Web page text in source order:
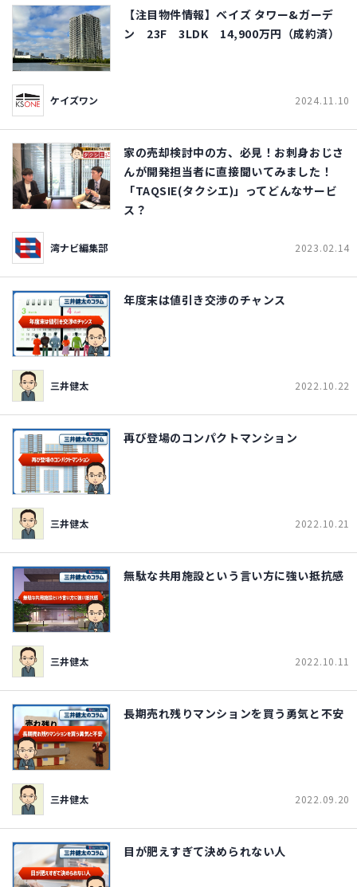
【注目物件情報】ベイズ タワー&ガーデ
ン 23F 3LDK 14,900万円（成約済）
ケイズワン 2024.11.10
家の売却検討中の方、必見！お刺身おじさ
んが開発担当者に直接聞いてみました！
「TAQSIE(タクシエ)」ってどんなサービ
ス？
湾ナビ編集部 2023.02.14
年度末は値引き交渉のチャンス
三井健太 2022.10.22
再び登場のコンパクトマンション
三井健太 2022.10.21
無駄な共用施設という言い方に強い抵抗感
三井健太 2022.10.11
長期売れ残りマンションを買う勇気と不安
三井健太 2022.09.20
目が肥えすぎて決められない人